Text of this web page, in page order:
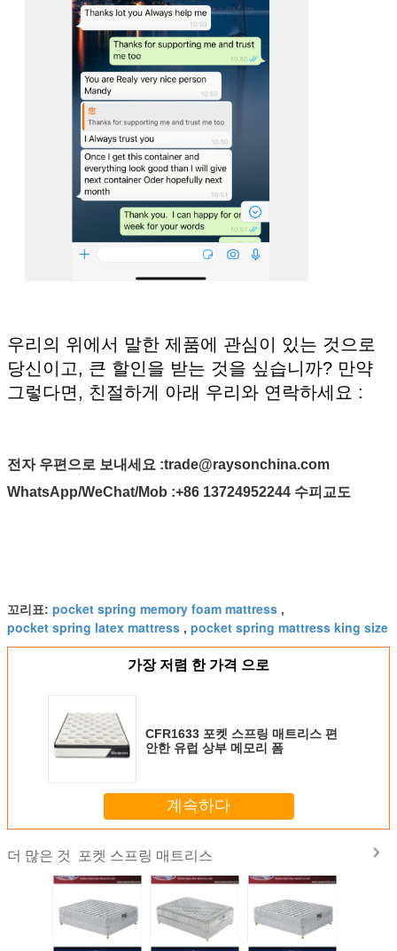
곧 다시 연락 드리
우리의 위에서 말한 제품에 관심이 있는 것으로
당신이고, 큰 할인을 받는 것을 싶습니까? 만약
그렇다면, 친절하게 아래 우리와 연락하세요 :
전자 우편으로 보내세요 :trade@raysonchina.com
WhatsApp/WeChat/Mob :+86 13724952244 수피교도
꼬리표: pocket spring memory foam mattress ,
pocket spring latex mattress , pocket spring mattress king size
가장 저렴 한 가격 으로
CFR1633 포켓 스프링 매트리스 편
안한 유럽 상부 메모리 폼
계속하다
더 많은 것 포켓 스프링 매트리스